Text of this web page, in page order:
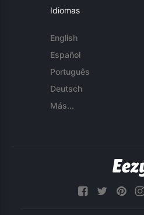
Idiomas
English
Español
Português
Deutsch
Más...